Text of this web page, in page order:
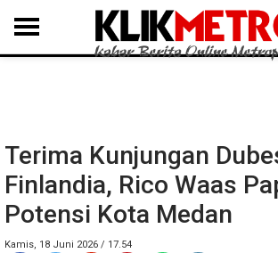
MEDAN LANGKAT DAIRI SAMOSIR TAPUT
Terima Kunjungan
Finlandia, Rico Waas
Potensi Kota Medan
Kamis, 18 Juni 2026 / 17.54